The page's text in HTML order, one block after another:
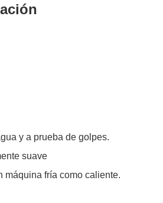
y a prueba de golpes.
suave
máquina fría como caliente.